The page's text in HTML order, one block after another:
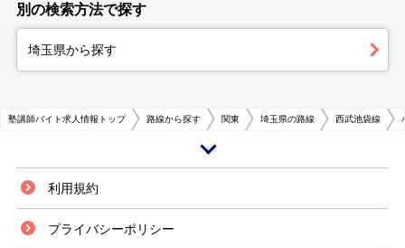
別の検索方法で探す
埼玉県から探す
塾講師バイト求人情報トップ 路線から探す 関東 埼玉県の路線 西武池袋線
小手指駅は、埼玉県所沢市の一地区であり、駅前には、イトーヨーカドーや
食チェーン店が立ち並び、発展した商業エリアを形成しています。駅周辺に
は、早稲田大学や埼玉県立所沢西高等学校、埼玉県立芸術総合高等学校な
利用規約
プライバシーポリシー